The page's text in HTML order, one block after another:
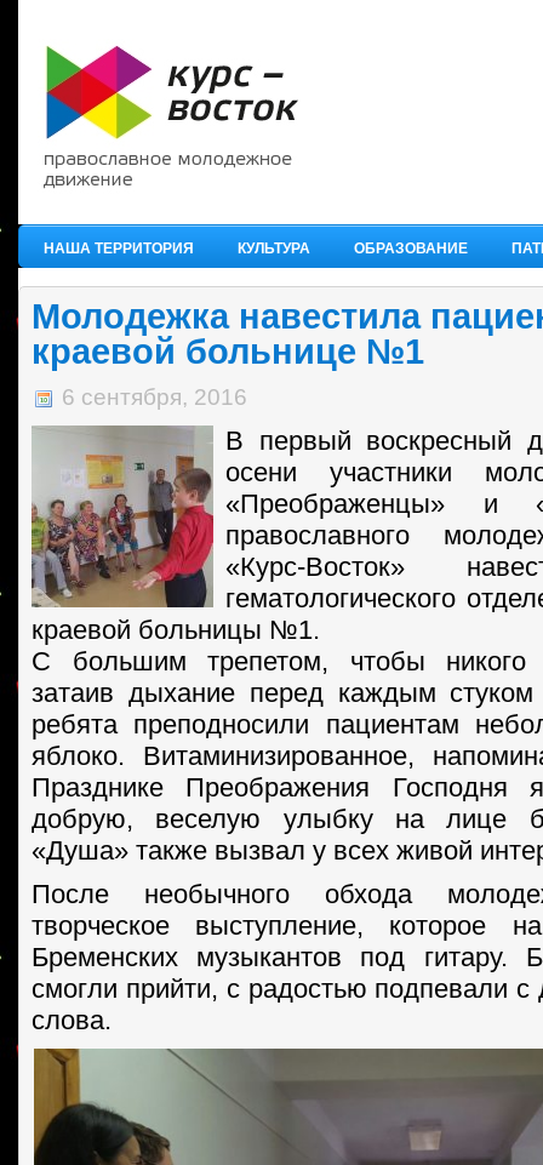
НАША ТЕРРИТОРИЯ КУЛЬТУРА ОБРАЗОВАНИЕ
Молодежка навестила
краевой больнице №1
6 сентября, 2016
В первый воскресный
осени участники
«Преображенцы» и
православного
«Курс-Восток»
гематологического
краевой больницы №1.
С большим трепетом, чтобы никого
затаив дыхание перед каждым
ребята преподносили пациентам
яблоко. Витаминизированное,
Празднике Преображения Господня
добрую, веселую улыбку на лице
«Душа» также вызвал у всех живой
После необычного обхода
творческое выступление, которое
Бременских музыкантов под гитару.
смогли прийти, с радостью подпевали с
слова.